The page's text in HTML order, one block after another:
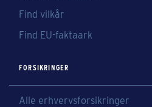
Find vilkår
Find EU-faktaark
FORSIKRINGER
Alle erhvervsforsikringer